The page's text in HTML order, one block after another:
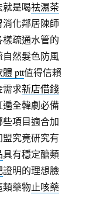
就是喝祛濕茶
化鄰居陳師
疏通水管的
自然髮色防風
體 ptt值得信賴
需求新店借錢
全韓劇必備
項目適合加
究竟研究有
具有穩定醣類
證明的理想臉
類藥物止咳藥